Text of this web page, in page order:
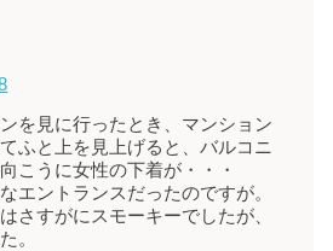
を見に行ったとき、マンション
ふと上を見上げると、バルコニ
こうに女性の下着が・・・
エントランスだったのですが。
さすがにスモーキーでしたが、
。